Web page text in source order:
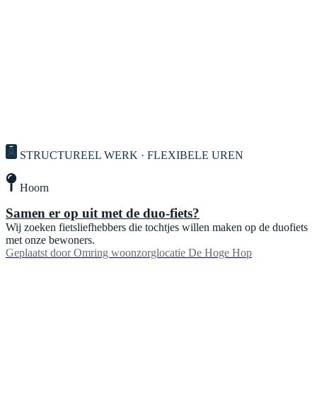
STRUCTUREEL WERK · FLEXIBELE UREN
Hoorn
Samen er op uit met de duo-fiets?
Wij zoeken fietsliefhebbers die tochtjes willen maken op de duofiets
met onze bewoners.
Geplaatst door Omring woonzorglocatie De Hoge Hop